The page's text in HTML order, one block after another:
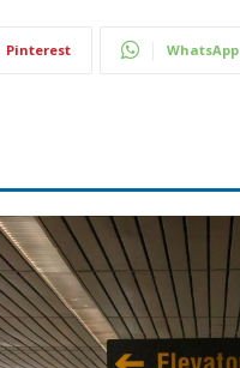
Pinterest WhatsApp